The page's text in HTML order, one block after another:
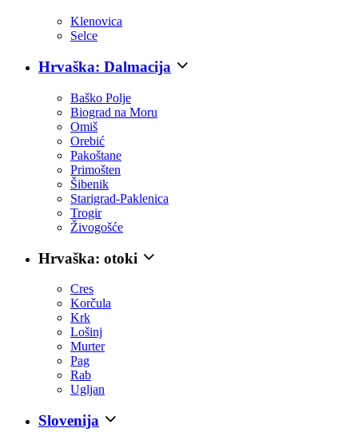
Klenovica
Selce
Hrvaška: Dalmacija
Baško Polje
Biograd na Moru
Omiš
Orebić
Pakoštane
Primošten
Šibenik
Starigrad-Paklenica
Trogir
Živogošće
Hrvaška: otoki
Cres
Korčula
Krk
Lošinj
Murter
Pag
Rab
Ugljan
Slovenija